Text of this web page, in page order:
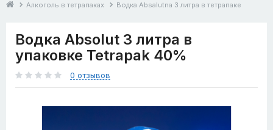
Алкоголь в тетрапаках Водка Absalutna 3 литра в тетрапаке
Водка Absolut 3 литра в
упаковке Tetrapak 40%
0 отзывов